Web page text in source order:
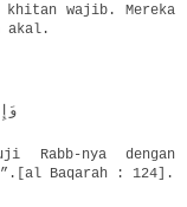
khitan wajib. Mereka
akal.
Rabb-nya dengan
Baqarah : 124].